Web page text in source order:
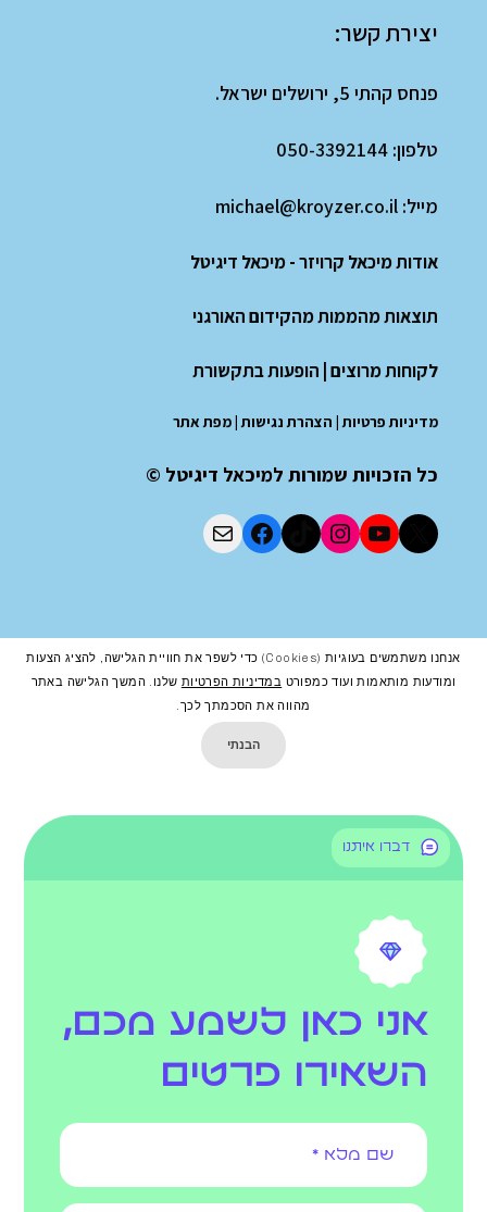
יצירת קשר:
פנחס קהתי 5, ירושלים ישראל.
טלפון: 050-3392144
מייל: michael@kroyzer.co.il
אודות מיכאל קרויזר - מיכאל דיגיטל
תוצאות מהממות מהקידום האורגני
לקוחות מרוצים הופעות בתקשורת
מדיניות פרטיות| הצהרת נגישות| מפת אתר
כל הזכויות שמורות למיכאל דיגיטל ©
אנחנו משתמשים בעוגיות (cookies) כדי לשפר את חוויית הגלישה, להציג הצעות
ומודעות מותאמות ועוד כמפורט במדיניות הפרטיות שלנו. המשך הגלישה באתר
מהווה את הסכמתך לכך.
הבנתי
דברו איתנו
אני כאן לשמע מכם,
השאירו פרטים